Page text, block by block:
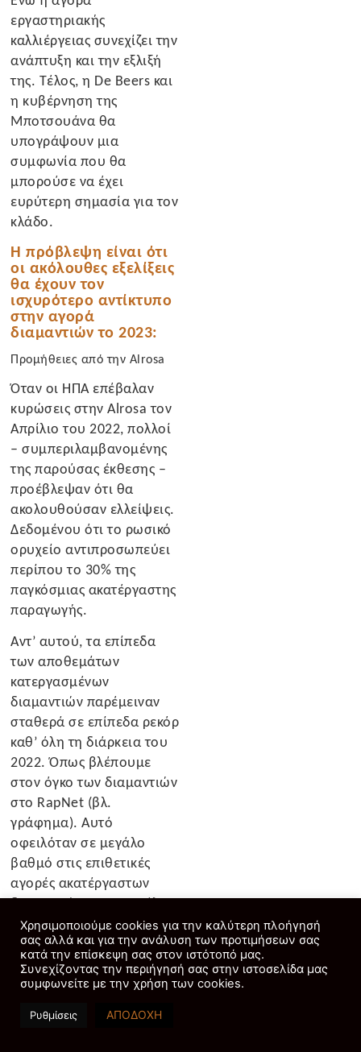
εργαστηριακής
καλλιέργειας συνεχίζει την
ανάπτυξη και την εξλιξή
της. Τέλος, η De Beers και
η κυβέρνηση της
Μποτσουάνα θα
υπογράψουν μια
συμφωνία που θα
μπορούσε να έχει
ευρύτερη σημασία για τον
κλάδο.
Η πρόβλεψη είναι ότι
οι ακόλουθες εξελίξεις
θα έχουν τον
ισχυρότερο αντίκτυπο
στην αγορά
διαμαντιών το 2023:
Προμήθειες από την Alrosa
Όταν οι ΗΠΑ επέβαλαν
κυρώσεις στην Alrosa τον
Απρίλιο του 2022, πολλοί
– συμπεριλαμβανομένης
της παρούσας έκθεσης –
προέβλεψαν ότι θα
ακολουθούσαν ελλείψεις.
Δεδομένου ότι το ρωσικό
ορυχείο αντιπροσωπεύει
περίπου το 30% της
παγκόσμιας ακατέργαστης
παραγωγής.
Αντ’ αυτού, τα επίπεδα
των αποθεμάτων
κατεργασμένων
διαμαντιών παρέμειναν
σταθερά σε επίπεδα ρεκόρ
καθ’ όλη τη διάρκεια του
2022. Όπως βλέπουμε
στον όγκο των διαμαντιών
στο RapNet (βλ.
γράφημα). Αυτό
οφειλόταν σε μεγάλο
βαθμό στις επιθετικές
αγορές ακατέργαστων
διαμαντιών προς το τέλος
του 2021 και τις αρχές του
2022. Όταν ο κλάδος
εκμεταλλεύτηκε τη θετική
δυναμική της ισχυρής
πανδημία.
Χρησιμοποιούμε cookies για την καλύτερη πλοήγησή
σας αλλά και για την ανάλυση των προτιμήσεων σας
κατά την επίσκεψη σας στον ιστότοπό μας.
Συνεχίζοντας την περιήγησή σας στην ιστοσελίδα μας
συμφωνείτε με την χρήση των cookies.
Ρυθμίσεις ΑΠΟΔΟΧΗ